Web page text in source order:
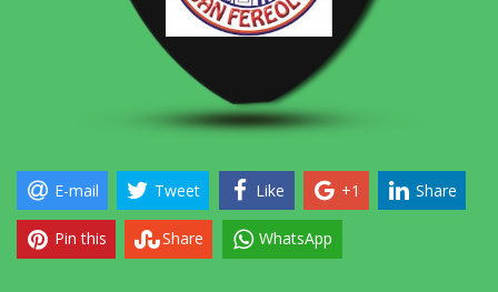
E-mail Tweet Like +1 Share
Pin this Share WhatsApp